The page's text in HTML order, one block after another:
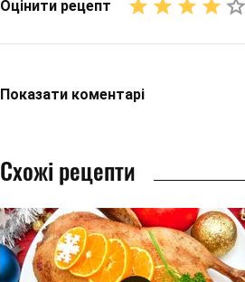
Оцінити рецепт
Показати коментарі
Схожі рецепти